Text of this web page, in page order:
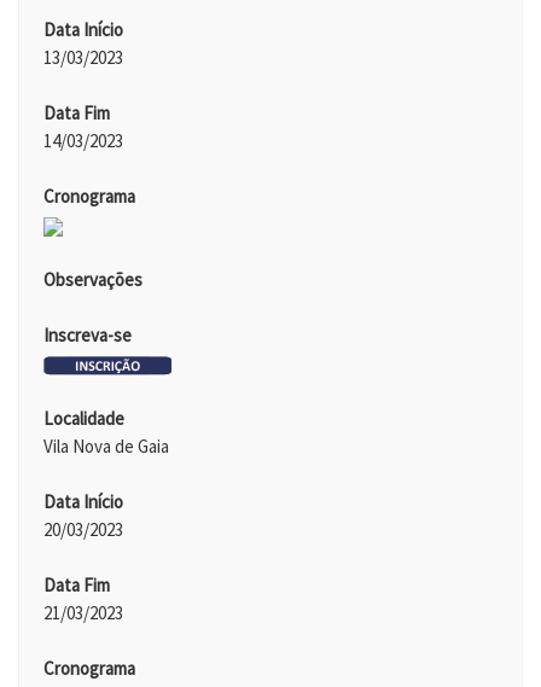
Data Início
13/03/2023
Data Fim
14/03/2023
Cronograma
Observações
Inscreva-se
Localidade
Vila Nova de Gaia
Data Início
20/03/2023
Data Fim
21/03/2023
Cronograma